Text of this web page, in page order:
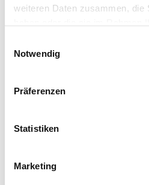
weiteren Daten zusammen, die
Notwendig
Präferenzen
Statistiken
Marketing